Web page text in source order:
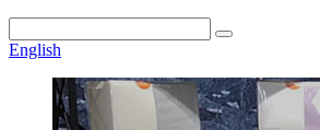
English